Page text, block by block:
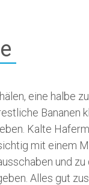
eine halbe
Bananen
Kalte
mit einem
und zu
Alles gut